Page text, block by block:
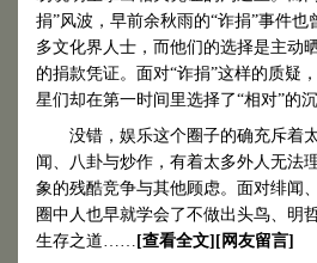
捐”风波，早前余秋雨的“诈捐”事件也
多文化界人士，而他们的选择是主动
的捐款凭证。面对“诈捐”这样的质疑
星们却在第一时间里选择了“相对”的沉
没错，娱乐这个圈子的确充斥着
闻、八卦与炒作，有着太多外人无法
象的残酷竞争与其他顾虑。面对绯闻
圈中人也早就学会了不做出头鸟、明
生存之道…… [查看全文][网友留言]